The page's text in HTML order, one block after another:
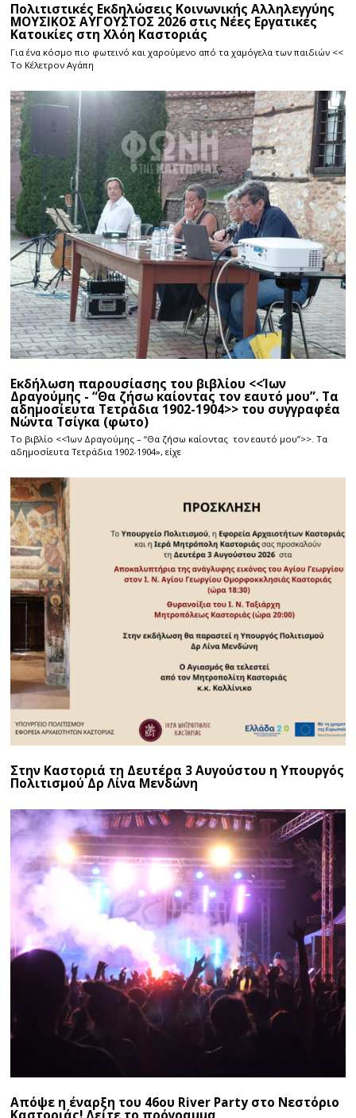
Πολιτιστικές Εκδηλώσεις Κοινωνικής Αλληλεγγύης
ΜΟΥΣΙΚΟΣ ΑΥΓΟΥΣΤΟΣ 2026 στις Νέες Εργατικές
Κατοικίες στη Χλόη Καστοριάς
Για ένα κόσμο πιο φωτεινό και χαρούμενο από τα χαμόγελα των παιδιών <<
Το Κέλετρον Αγάπη
Εκδήλωση παρουσίασης του βιβλίου <<Ίων
Δραγούμης - “Θα ζήσω καίοντας τον εαυτό μου”. Τα
αδημοσίευτα Τετράδια 1902-1904>> του συγγραφέα
Νώντα Τσίγκα (φωτο)
Το βιβλίο <<Ίων Δραγούμης – “Θα ζήσω καίοντας τον εαυτό μου”>>. Τα
αδημοσίευτα Τετράδια 1902-1904», είχε
Στην Καστοριά τη Δευτέρα 3 Αυγούστου η Υπουργός
Πολιτισμού Δρ Λίνα Μενδώνη
Απόψε η έναρξη του 46ου River Party στο Νεστόριο